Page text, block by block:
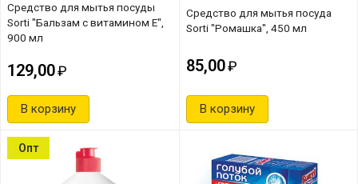
Средство для мытья посуды
Sorti "Бальзам с витамином Е",
900 мл
129,00
В корзину
Средство для мытья посуда
Sorti "Ромашка", 450 мл
85,00
В корзину
Опт